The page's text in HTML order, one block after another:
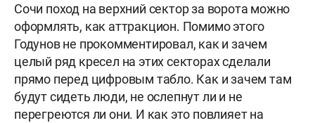
Сочи поход на верхний сектор за ворота можно
оформлять, как аттракцион. Помимо этого
Годунов не прокомментировал, как и зачем
целый ряд кресел на этих секторах сделали
прямо перед цифровым табло. Как и зачем там
будут сидеть люди, не ослепнут ли и не
перегреются ли они. И как это повлияет на